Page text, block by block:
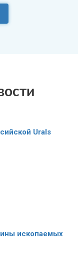
Urals
ископаемых